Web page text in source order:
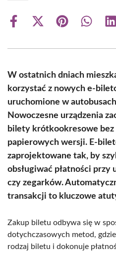
Share
Share
(Twitter)
Share Share
W ostatnich dniach
korzystać z nowych e-
uruchomione w
Nowoczesne urządzenia
bilety krótkookresowe
papierowych wersji. E-
zaprojektowane tak, by
obsługiwać płatności
czy zegarków.
transakcji to kluczowe
Zakup biletu odbywa się w
dotychczasowych metod,
rodzaj biletu i dokonuje